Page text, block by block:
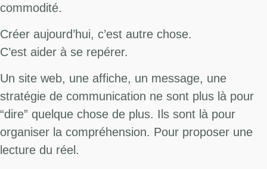
commodité.
Créer aujourd’hui, c’est autre chose.
C’est aider à se repérer.
Un site web, une affiche, un message, une
stratégie de communication ne sont plus là pour
“dire” quelque chose de plus. Ils sont là pour
organiser la compréhension. Pour proposer une
lecture du réel.